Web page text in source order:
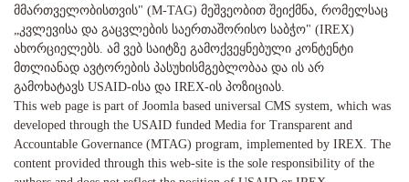
მმართველობისთვის" (M-TAG) მეშვეობით შეიქმნა, რომელსაც
„კვლევისა და გაცვლების საერთაშორისო საბჭო" (IREX)
ახორციელებს. ამ ვებ საიტზე გამოქვეყნებული კონტენტი
მთლიანად ავტორების პასუხისმგებლობაა და ის არ
გამოხატავს USAID-ისა და IREX-ის პოზიციას.
This web page is part of Joomla based universal CMS system, which was
developed through the USAID funded Media for Transparent and
Accountable Governance (MTAG) program, implemented by IREX. The
content provided through this web-site is the sole responsibility of the